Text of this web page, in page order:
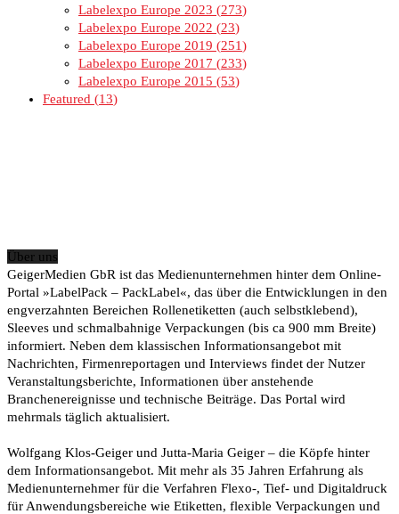
Labelexpo Europe 2023
273
Labelexpo Europe 2022
23
Labelexpo Europe 2019
251
Labelexpo Europe 2017
233
Labelexpo Europe 2015
53
Featured
13
Über uns
GeigerMedien GbR ist das Medienunternehmen hinter dem Online-
Portal »LabelPack – PackLabel«, das über die Entwicklungen in den
engverzahnten Bereichen Rollenetiketten (auch selbstklebend),
Sleeves und schmalbahnige Verpackungen (bis ca 900 mm Breite)
informiert. Neben dem klassischen Informationsangebot mit
Nachrichten, Firmenreportagen und Interviews findet der Nutzer
Veranstaltungsberichte, Informationen über anstehende
Branchenereignisse und technische Beiträge. Das Portal wird
mehrmals täglich aktualisiert.
Wolfgang Klos-Geiger und Jutta-Maria Geiger – die Köpfe hinter
dem Informationsangebot. Mit mehr als 35 Jahren Erfahrung als
Medienunternehmer für die Verfahren Flexo-, Tief- und Digitaldruck
für Anwendungsbereiche wie Etiketten, flexible Verpackungen und